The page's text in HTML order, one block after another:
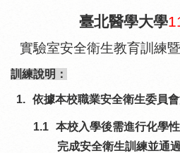
臺北醫學大學
實驗室安全衛生教育訓練
訓練說明：
1. 依據本校職業安全衛生委員會
1.1 本校入學後需進行化學
完成安全衛生訓練並通